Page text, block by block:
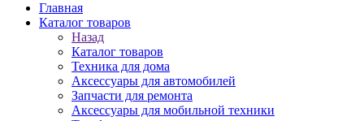
Главная
Каталог товаров
Назад
Каталог товаров
Техника для дома
Аксессуары для автомобилей
Запчасти для ремонта
Аксессуары для мобильной техники